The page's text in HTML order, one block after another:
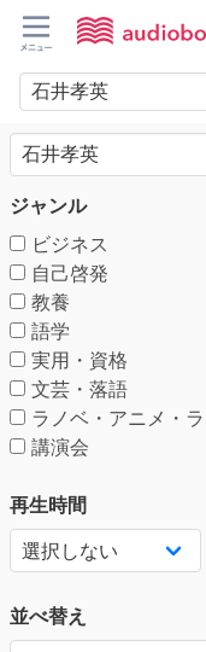
ジャンル
ビジネス
自己啓発
教養
語学
実用・資格
文芸・落語
ラノベ・アニメ・
講演会
再生時間
並べ替え